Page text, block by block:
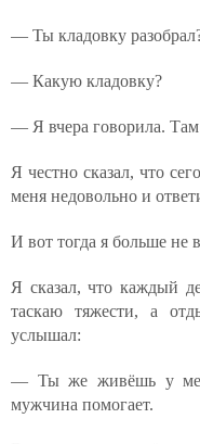
— Ты кладовку
— Какую кладовку?
— Я вчера говорила.
Я честно сказал, что
меня недовольно и
И вот тогда я больше не
Я сказал, что каждый
таскаю тяжести, а
услышал:
— Ты же живёшь у
мужчина помогает.